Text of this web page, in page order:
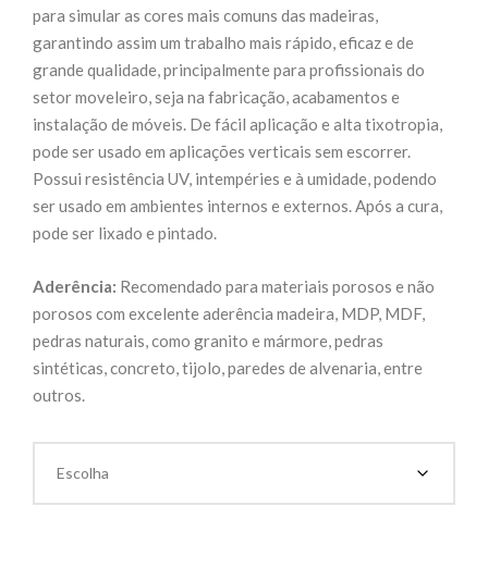
para simular as cores mais comuns das madeiras,
garantindo assim um trabalho mais rápido, eficaz e de
grande qualidade, principalmente para profissionais do
setor moveleiro, seja na fabricação, acabamentos e
instalação de móveis. De fácil aplicação e alta tixotropia,
pode ser usado em aplicações verticais sem escorrer.
Possui resistência UV, intempéries e à umidade, podendo
ser usado em ambientes internos e externos. Após a cura,
pode ser lixado e pintado.
Aderência: Recomendado para materiais porosos e não
porosos com excelente aderência madeira, MDP, MDF,
pedras naturais, como granito e mármore, pedras
sintéticas, concreto, tijolo, paredes de alvenaria, entre
outros.